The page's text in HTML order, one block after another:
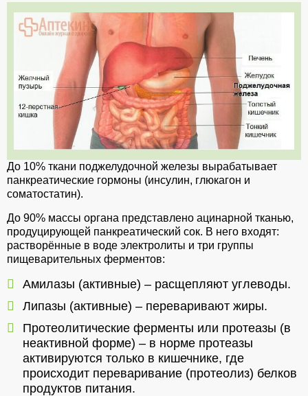
До 10% ткани поджелудочной железы вырабатывает
панкреатические гормоны (инсулин, глюкагон и
соматостатин).
До 90% массы органа представлено ацинарной тканью,
продуцирующей панкреатический сок. В него входят:
растворённые в воде электролиты и три группы
пищеварительных ферментов:
Амилазы (активные) – расщепляют углеводы.
Липазы (активные) – переваривают жиры.
Протеолитические ферменты или протеазы (в
неактивной форме) – в норме протеазы
активируются только в кишечнике, где
происходит переваривание (протеолиз) белков
продуктов питания.